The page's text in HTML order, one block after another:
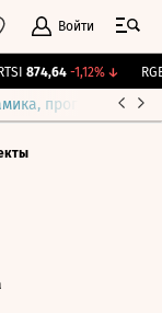
Войти
RTSI 874,64 -1,12%↓
прогнозы